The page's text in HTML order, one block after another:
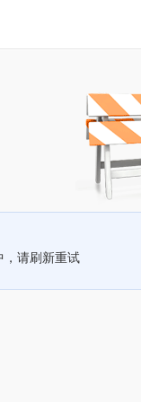
，请刷新重试